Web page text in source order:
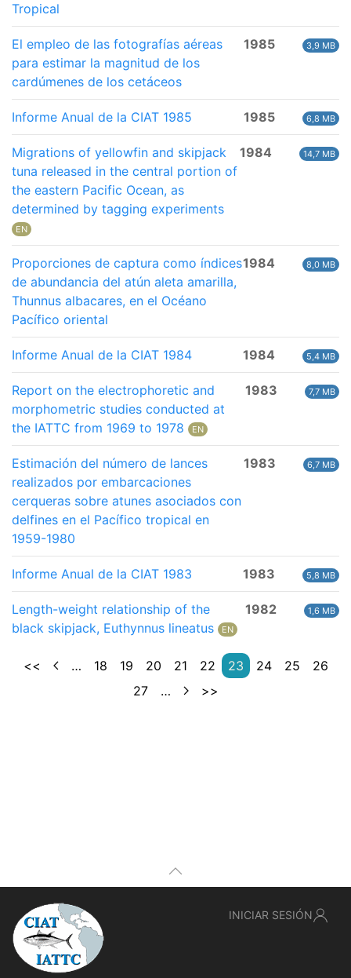
Tropical
El empleo de las fotografías aéreas
para estimar la magnitud de los
cardúmenes de los cetáceos
1985 3,9 MB
Informe Anual de la CIAT 1985 1985 6,8 MB
Migrations of yellowfin and skipjack
tuna released in the central portion of
the eastern Pacific Ocean, as
determined by tagging experiments
EN
1984 14,7 MB
Proporciones de captura como índices
de abundancia del atún aleta amarilla,
Thunnus albacares, en el Océano
Pacífico oriental
1984 8,0 MB
Informe Anual de la CIAT 1984 1984 5,4 MB
Report on the electrophoretic and
morphometric studies conducted at
the IATTC from 1969 to 1978
EN
1983 7,7 MB
Estimación del número de lances
realizados por embarcaciones
cerqueras sobre atunes asociados con
delfines en el Pacífico tropical en
1959-1980
1983 6,7 MB
Informe Anual de la CIAT 1983 1983 5,8 MB
Length-weight relationship of the
black skipjack, Euthynnus lineatus
EN
1982 1,6 MB
<< … 18 19 20 21 22 23 24 25
26
27
… >>
INICIAR SESIÓN